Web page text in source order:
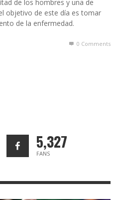
de los hombres y una de
objetivo de este día es tomar
de la enfermedad.
0 Comments
5,327
FANS